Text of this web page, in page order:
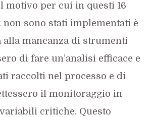
motivo per cui in questi 16
non sono stati implementati è
mancanza di strumenti
di fare un’analisi efficace e
raccolti nel processo e di
il monitoraggio in
critiche. Questo